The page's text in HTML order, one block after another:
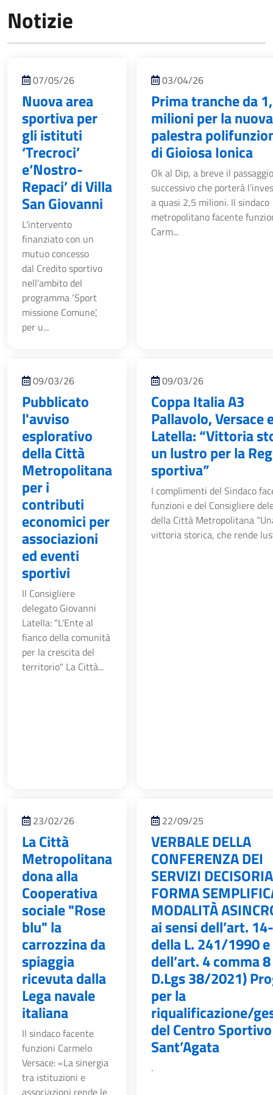
Notizie
07/05/26
Nuova area
sportiva per
gli istituti
‘Trecroci’
e‘Nostro-
Repaci’ di Villa
San Giovanni
L'intervento
finanziato con un
mutuo concesso
dal Credito sportivo
nell’ambito del
programma ‘Sport
missione Comune’,
per u...
03/04/26
Prima tranche da
milioni per la nuova
palestra
di Gioiosa Ionica
Ok al Dip, a breve il passaggio
successivo che porterà
a quasi 2,5 milioni. Il sindaco
metropolitano facente
Carm...
09/03/26
Pubblicato
l'avviso
esplorativo
della Città
Metropolitana
per i
contributi
economici per
associazioni
ed eventi
sportivi
Il Consigliere
delegato Giovanni
Latella: "L'Ente al
fianco della comunità
per la crescita del
territorio" La Città...
09/03/26
Coppa Italia A3
Pallavolo, Versace
Latella: “Vittoria
un lustro per la
sportiva”
I complimenti del Sindaco
funzioni e del Consigliere
della Città Metropolitana
vittoria storica, che rende
23/02/26
La Città
Metropolitana
dona alla
Cooperativa
sociale "Rose
blu" la
carrozzina da
spiaggia
ricevuta dalla
Lega navale
italiana
Il sindaco facente
funzioni Carmelo
Versace: «La sinergia
tra istituzioni e
associazioni rende le
22/09/25
VERBALE DELLA
CONFERENZA DEI
SERVIZI
FORMA
MODALITÀ
ai sensi dell’art.
della L. 241/1990 e
dell’art. 4 comma
D.Lgs 38/2021)
per la
riqualificazione/
del Centro Sportivo
Sant’Agata
.